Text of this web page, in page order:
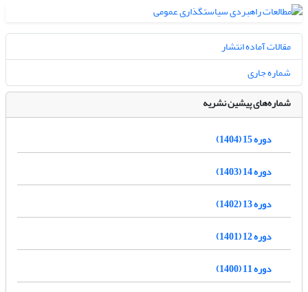
مقالات آماده انتشار
شماره جاری
شماره‌های پیشین نشریه
دوره 15 (1404)
دوره 14 (1403)
دوره 13 (1402)
دوره 12 (1401)
دوره 11 (1400)